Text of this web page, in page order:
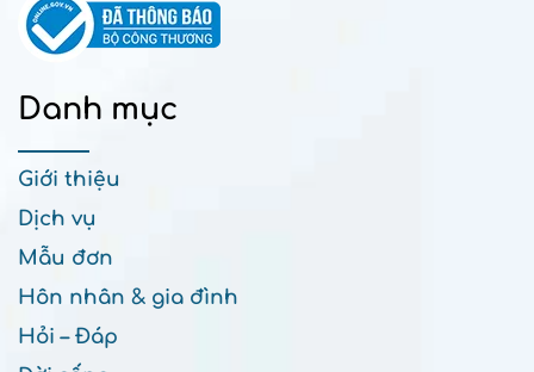
Danh mục
Giới thiệu
Dịch vụ
Mẫu đơn
Hôn nhân & gia đình
Hỏi – Đáp